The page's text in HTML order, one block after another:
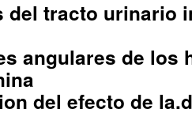
del tracto urinario
angulares de los
del efecto de